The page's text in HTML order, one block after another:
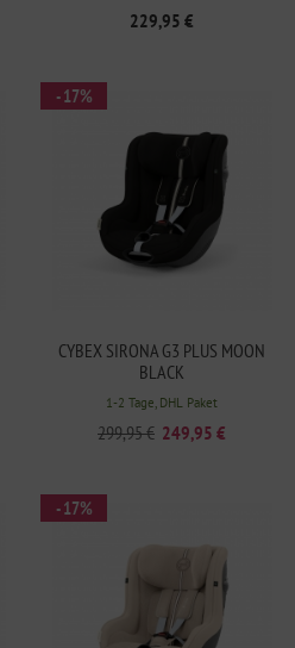
229,95 €
CYBEX SIRONA G3 PLUS MOON
BLACK
1-2 Tage, DHL Paket
299,95 € 249,95 €
- 17%
- 17%